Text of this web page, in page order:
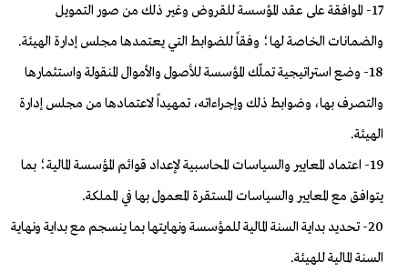
17- الموافقة على عقد المؤسسة للقروض وغير ذلك من صور التمويل
والضمانات الخاصة لها؛ وفقاً للضوابط التي يعتمدها مجلس إدارة الهيئة.
18- وضع استراتيجية تملّك المؤسسة للأصول والأموال المنقولة واستثمارها
والتصرف بها، وضوابط ذلك وإجراءاته، تمهيداً لاعتمادها من مجلس إدارة
الهيئة.
19- اعتماد المعايير والسياسات المحاسبية لإعداد قوائم المؤسسة المالية؛ بما
يتوافق مع المعايير والسياسات المستقرة المعمول بها في المملكة.
20- تحديد بداية السنة المالية للمؤسسة ونهايتها بما ينسجم مع بداية ونهاية
السنة المالية للهيئة.